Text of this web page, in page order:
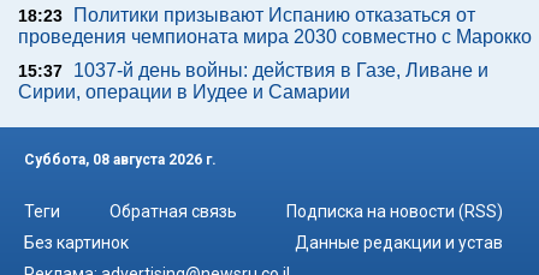
18:23
Политики призывают Испанию отказаться от
проведения чемпионата мира 2030 совместно с Марокко
15:37
1037-й день войны: действия в Газе, Ливане и
Сирии, операции в Иудее и Самарии
Суббота, 08 августа 2026 г.
Теги Обратная связь
Подписка на новости (RSS)
Без картинок
Данные редакции и устав